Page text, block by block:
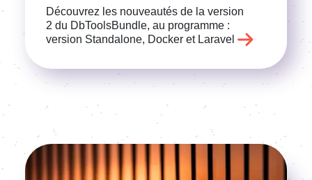
Décou­vrez les nouveau­tés de la version
2 du DbTools­Bundle, au programme :
version Stan­da­lone, Docker et Lara­vel
Voir l'article
Image